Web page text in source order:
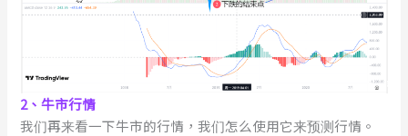
2、牛市行情
我们再来看一下牛市的行情，我们怎么使用它来预测行情。